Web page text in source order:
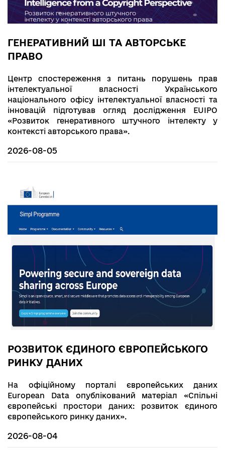
ГЕНЕРАТИВНИЙ ШІ ТА АВТОРСЬКЕ
ПРАВО
Центр спостереження з питань порушень прав
інтелектуальної власності Українського
національного офісу інтелектуальної власності та
інновацій підготував огляд дослідження EUIPO
«Розвиток генеративного штучного інтелекту у
контексті авторського права».
2026-08-05
РОЗВИТОК ЄДИНОГО ЄВРОПЕЙСЬКОГО
РИНКУ ДАНИХ
На офіційному порталі європейських даних
Europеan Data опублікований матеріал «Спільні
європейські простори даних: розвиток єдиного
європейського ринку даних».
2026-08-04